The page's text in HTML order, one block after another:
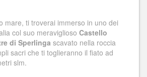
mare, ti troverai immerso in uno dei
col suo meraviglioso Castello
di Sperlinga scavato nella roccia
sacri che ti toglieranno il fiato ad
slm.